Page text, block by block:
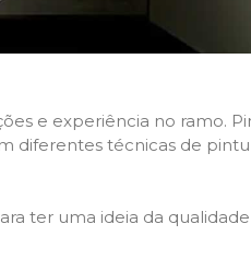
e experiência no ramo.
diferentes técnicas de
ter uma ideia da